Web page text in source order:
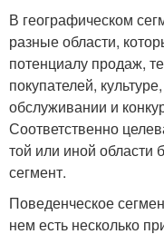
В географическом
разные области,
потенциалу продаж,
покупателей,
обслуживании и
Соответственно
той или иной области
сегмент.
Поведенческое
нем есть несколько